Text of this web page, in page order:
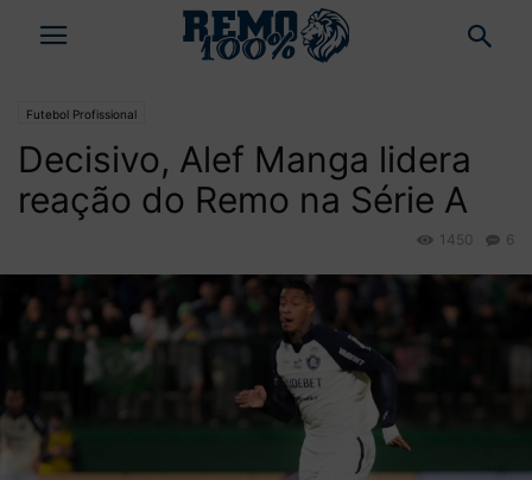
Futebol Profissional
Decisivo, Alef Manga lidera
reação do Remo na Série A
6
1450